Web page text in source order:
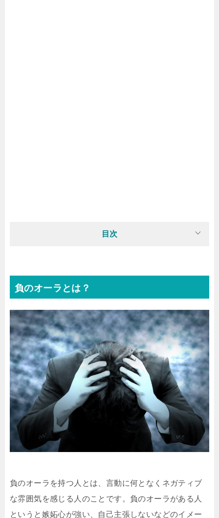
目次
負のオーラとは？
負のオーラを持つ人とは、言動に何となくネガティブ
な雰囲気を感じる人のことです。負のオーラがある人
というと嫉妬心が強い、自己主張しないなどのイメー